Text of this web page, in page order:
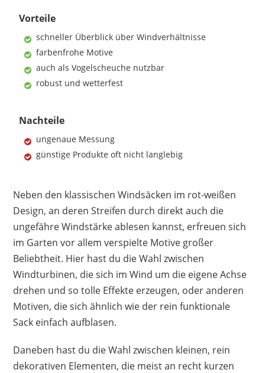
Vorteile
schneller Überblick über Windverhältnisse
farbenfrohe Motive
auch als Vogelscheuche nutzbar
robust und wetterfest
Nachteile
ungenaue Messung
günstige Produkte oft nicht langlebig
Neben den klassischen Windsäcken im rot-weißen
Design, an deren Streifen durch direkt auch die
ungefähre Windstärke ablesen kannst, erfreuen sich
im Garten vor allem verspielte Motive großer
Beliebtheit. Hier hast du die Wahl zwischen
Windturbinen, die sich im Wind um die eigene Achse
drehen und so tolle Effekte erzeugen, oder anderen
Motiven, die sich ähnlich wie der rein funktionale
Sack einfach aufblasen.
Daneben hast du die Wahl zwischen kleinen, rein
dekorativen Elementen, die meist an recht kurzen